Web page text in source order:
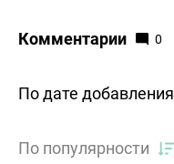
Комментарии 0
По дате добавления
По популярности